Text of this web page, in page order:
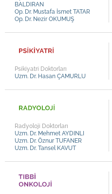
BALDIRAN
Op. Dr. Mustafa İsmet TATAR
Op. Dr. Nezir OKUMUŞ
Psikiyatri Doktorları
Uzm. Dr. Hasan ÇAMURLU
Radyoloji Doktorları
Uzm. Dr. Mehmet AYDINLI
Uzm. Dr. Öznur TUFANER
Uzm. Dr. Tansel KAVUT